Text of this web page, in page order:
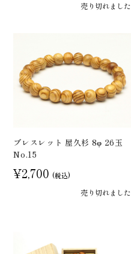
売り切れました
ブレスレット 屋久杉 8φ 26玉
No.15
¥2,700 (税込)
売り切れました